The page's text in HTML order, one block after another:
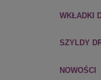
WKŁADKI
SZYLDY
NOWOŚCI